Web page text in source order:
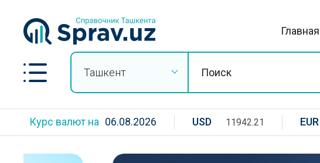
Главная
Ташкент
Курс валют на 06.08.2026 USD 11942.21 EUR